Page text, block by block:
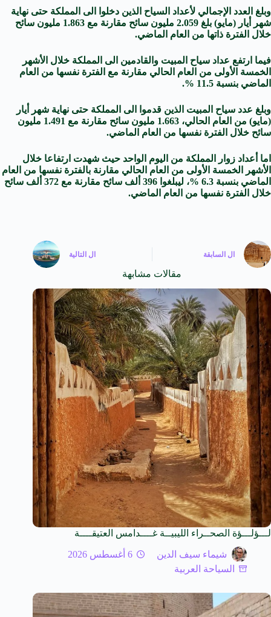
وبلغ العدد الإجمالي لأعداد السياح الذين دخلوا الى المملكة حتى نهاية
شهر أيار (مايو) بلغ 2.059 مليون سائح مقارنة مع 1.863 مليون سائح
خلال الفترة ذاتها من العام الماضي.
فيما ارتفع عداد سياح المبيت والقادمين الى المملكة خلال الأشهر
الخمسة الأولى من العام الحالي مقارنة مع الفترة نفسها من العام
الماضي بنسبة 11.5 %.
وبلغ عدد سياح المبيت الذين قدموا الى المملكة حتى نهاية شهر أيار
(مايو) من العام الحالي، 1.663 مليون سائح مقارنة مع 1.491 مليون
سائح خلال الفترة نفسها من العام الماضي.
اما أعداد زوار المملكة من اليوم الواحد حيث شهدت ارتفاعا خلال
الأشهر الخمسة الأولى من العام الحالي مقارنة بالفترة نفسها من العام
الماضي بنسبة 6.3 %، ليبلغوا 396 ألف سائح مقارنة مع 372 ألف سائح
خلال الفترة نفسها من العام الماضي.
ال السابقة ال التالية
مقالات مشابهة
لـــؤلـــؤة الصحــراء الليبيــة غــــدامس العتيقــــة
شيماء سيف الدين
6 أغسطس 2026
السياحة العربية